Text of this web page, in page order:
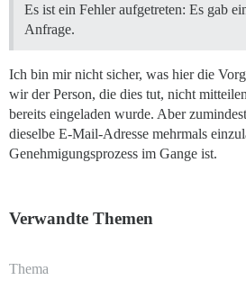
Es ist ein Fehler aufgetreten: Es gab
Anfrage.
Ich bin mir nicht sicher, was hier die
wir der Person, die dies tut, nicht
bereits eingeladen wurde. Aber
dieselbe E-Mail-Adresse mehrmals
Genehmigungsprozess im Gange ist.
Verwandte Themen
Thema